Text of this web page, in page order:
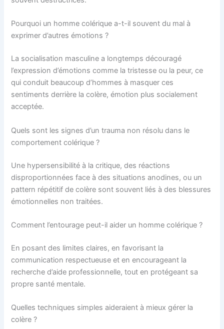
Pourquoi un homme colérique a-t-il souvent du mal à
exprimer d’autres émotions ?
La socialisation masculine a longtemps découragé
l’expression d’émotions comme la tristesse ou la peur, ce
qui conduit beaucoup d’hommes à masquer ces
sentiments derrière la colère, émotion plus socialement
acceptée.
Quels sont les signes d’un trauma non résolu dans le
comportement colérique ?
Une hypersensibilité à la critique, des réactions
disproportionnées face à des situations anodines, ou un
pattern répétitif de colère sont souvent liés à des blessures
émotionnelles non traitées.
Comment l’entourage peut-il aider un homme colérique ?
En posant des limites claires, en favorisant la
communication respectueuse et en encourageant la
recherche d’aide professionnelle, tout en protégeant sa
propre santé mentale.
Quelles techniques simples aideraient à mieux gérer la
colère ?